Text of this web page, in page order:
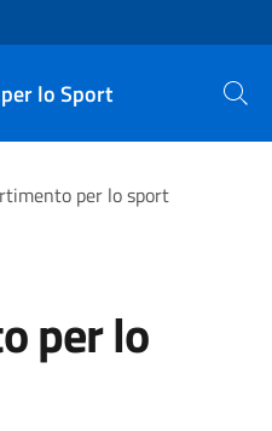
lo Sport Cerca
per lo sport
per lo